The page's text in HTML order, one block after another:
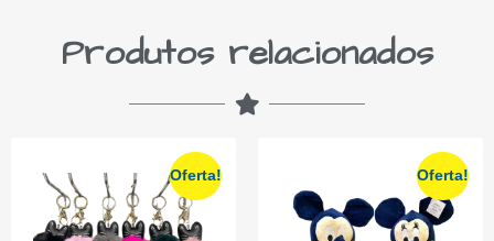
Produtos relacionados
Oferta! Oferta!